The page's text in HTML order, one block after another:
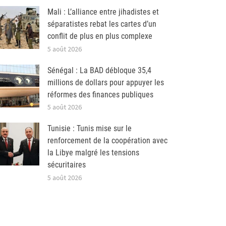
Mali : L’alliance entre jihadistes et
séparatistes rebat les cartes d’un
conflit de plus en plus complexe
5 août 2026
Sénégal : La BAD débloque 35,4
millions de dollars pour appuyer les
réformes des finances publiques
5 août 2026
Tunisie : Tunis mise sur le
renforcement de la coopération avec
la Libye malgré les tensions
sécuritaires
5 août 2026